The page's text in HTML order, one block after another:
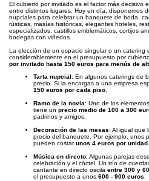
El cubierto por invitado es el factor más decisivo
entre distintos lugares. Hoy en día, disponemos
nupciales para celebrar un banquete de boda,
rústicas, masías históricas, elegantes hoteles,
especializados, castillos emblemáticos, cortijos
bodegas con viñedos.
La elección de un espacio singular o un catering
considerablemente en el presupuesto por
por invitado hasta 150 euros para menús de
Tarta nupcial: En algunos caterings de
precio. Si la encargas a una empresa
150 euros por cada piso
Ramo de la novia: Uno de los
tiene un precio medio de 100 a 300
padrinos y amigos.
Decoración de las mesas: Al igual que
precio del banquete. Por ejemplo, unos
pueden costarunos 4 euros por unidad
Música en directo: Algunas parejas
celebración y el cóctel. Un trío de
cantante en directo oscila entre 300 y
el presupuesto a unos 600 - 900 euros